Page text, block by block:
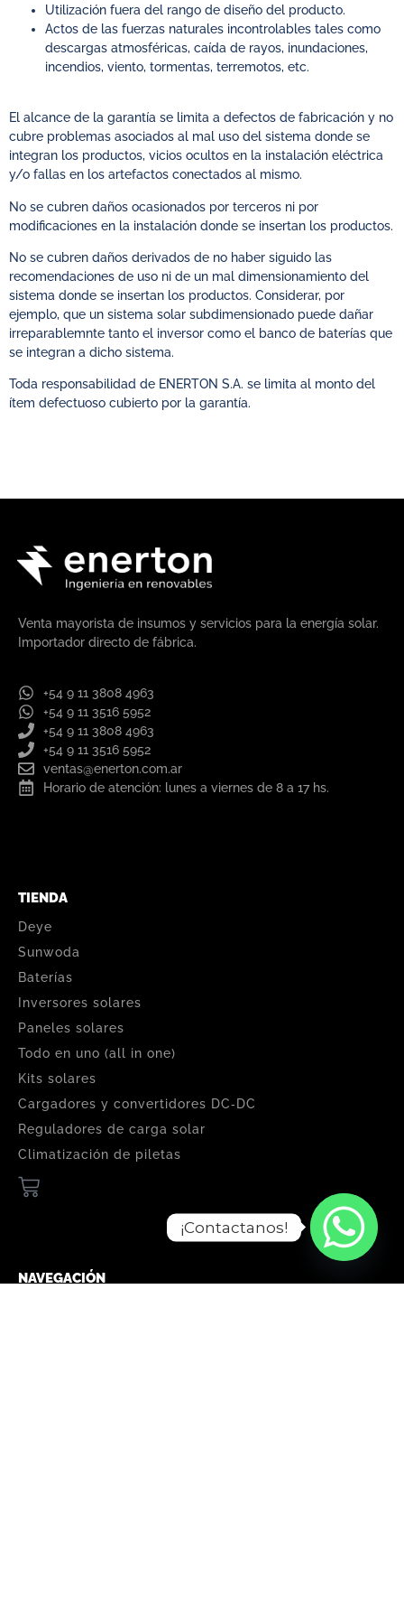
Utilización fuera del rango de diseño del producto.
Actos de las fuerzas naturales incontrolables tales como
descargas atmosféricas, caída de rayos, inundaciones,
incendios, viento, tormentas, terremotos, etc.
El alcance de la garantía se limita a defectos de fabricación y no
cubre problemas asociados al mal uso del sistema donde se
integran los productos, vicios ocultos en la instalación eléctrica
y/o fallas en los artefactos conectados al mismo.
No se cubren daños ocasionados por terceros ni por
modificaciones en la instalación donde se insertan los productos.
No se cubren daños derivados de no haber siguido las
recomendaciones de uso ni de un mal dimensionamiento del
sistema donde se insertan los productos. Considerar, por
ejemplo, que un sistema solar subdimensionado puede dañar
irreparablemnte tanto el inversor como el banco de baterías que
se integran a dicho sistema.
Toda responsabilidad de ENERTON S.A. se limita al monto del
ítem defectuoso cubierto por la garantía.
Venta mayorista de insumos y servicios para la energía solar.
Importador directo de fábrica.
+54 9 11 3808 4963
+54 9 11 3516 5952
+54 9 11 3808 4963
+54 9 11 3516 5952
ventas@enerton.com.ar
Horario de atención: lunes a viernes de 8 a 17 hs.
TIENDA
Deye
Sunwoda
Baterías
Inversores solares
Paneles solares
Todo en uno (all in one)
Kits solares
Cargadores y convertidores DC‑DC
Reguladores de carga solar
Climatización de piletas
NAVEGACIÓN
¡Contactanos!